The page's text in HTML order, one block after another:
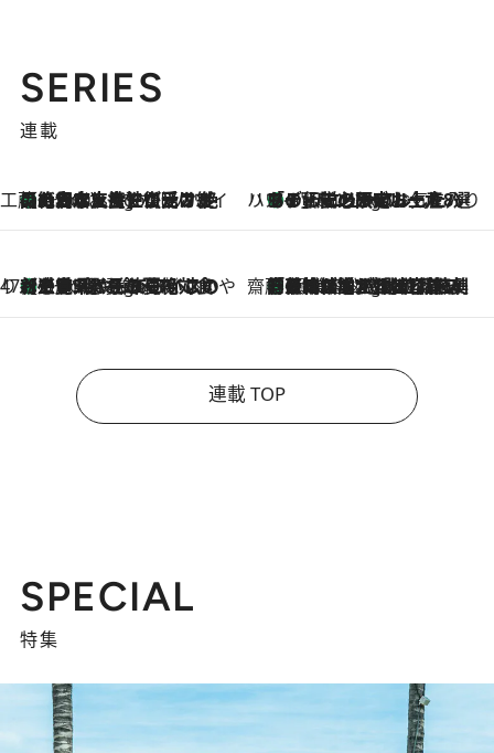
SERIES
連載
工藤まやのおもてなしハワイ
6 Hours Ago
【ハワイ土産】ローカルの絶大な支持で復活！ 絶品の幻クッキー《元ファンの日本人女性が受け継いだ名店》 ハワイ賢者 リサのお気に入りリスト6 Hours Ago
あの伝説の限定トートも！ リニューアルした「ディーン＆デルーカ ハワイ」で必須のお土産8選
47都道府県の手みやげ ひんやりスイーツで夏を満喫
6 Hours Ago
【三重県】この夏絶対食べたい 冷やしておいしいおやつ3選 お餅×アイスの新感覚スイーツ 齋藤 薫 美容脳ルネサンス
6 Hours Ago
「荷物が増えるほど旅ストレスは増す」美容ジャーナリストがたどり着いた最終結論。“化粧品を劇的に減らす”感動の凝縮美容とは
連載 TOP
SPECIAL
特集